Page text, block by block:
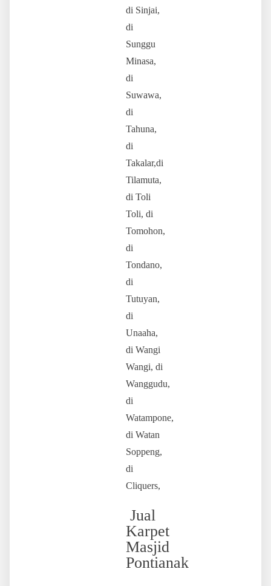
di Sinjai,
di
Sunggu
Minasa,
di
Suwawa,
di
Tahuna,
di
Takalar,di
Tilamuta,
di Toli
Toli, di
Tomohon,
di
Tondano,
di
Tutuyan,
di
Unaaha,
di Wangi
Wangi, di
Wanggudu,
di
Watampone,
di Watan
Soppeng,
di
Cliquers,
Jual
Karpet
Masjid
Pontianak